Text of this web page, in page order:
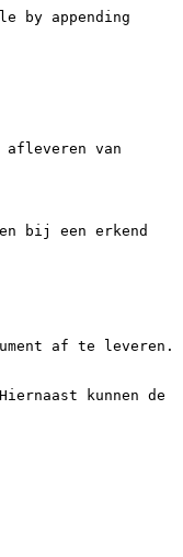
by appending
van
bij een erkend
af te leveren.
kunnen de